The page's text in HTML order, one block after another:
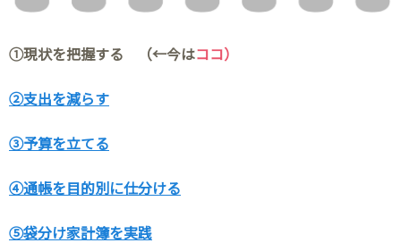
①現状を把握する （←今はココ）
②支出を減らす
③予算を立てる
④通帳を目的別に仕分ける
⑤袋分け家計簿を実践